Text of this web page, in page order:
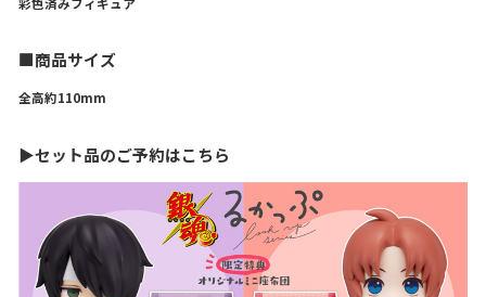
■商品サイズ
全高約110mm
▶セット品のご予約はこちら